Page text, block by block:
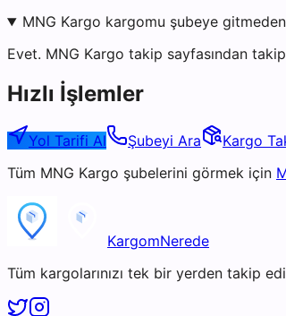
MNG Kargo kargomu şubeye
Evet. MNG Kargo takip sayfasından
Hızlı İşlemler
Yol Tarifi Al Şubeyi Ara
Kargo
Tüm MNG Kargo şubelerini görmek için
KargomNerede
Tüm kargolarınızı tek bir yerden takip